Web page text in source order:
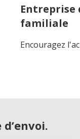
Entreprise
familiale
Encouragez